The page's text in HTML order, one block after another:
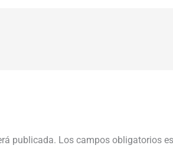
publicada. Los campos obligatorios